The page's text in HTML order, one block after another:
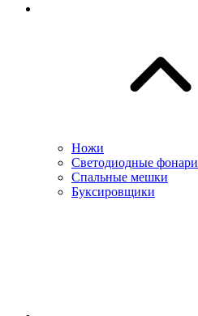
Ножи
Светодиодные фонари
Спальные мешки
Буксировщики